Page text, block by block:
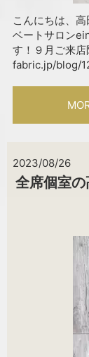
こんにちは、
ベートサロン
す！９月ご来
fabric.jp/blog/
2023/08/26
全席個室